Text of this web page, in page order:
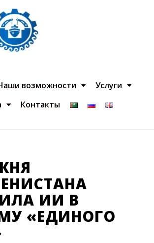
возможности
Услуги
Контакты
ИИ В
«ЕДИНОГО